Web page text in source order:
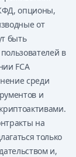
опционы,
от
быть
в
FCA
среди
и
на
только
и,